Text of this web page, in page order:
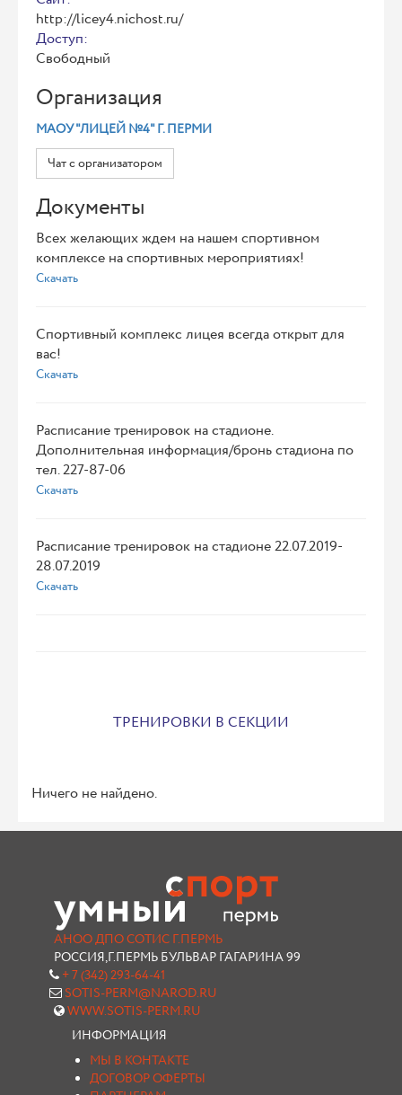
http://licey4.nichost.ru/
Доступ:
Свободный
Организация
МАОУ "ЛИЦЕЙ №4" Г. ПЕРМИ
Чат с организатором
Документы
Всех желающих ждем на нашем спортивном
комплексе на спортивных мероприятиях!
Скачать
Спортивный комплекс лицея всегда открыт для
вас!
Скачать
Расписание тренировок на стадионе.
Дополнительная информация/бронь стадиона по
тел. 227-87-06
Скачать
Расписание тренировок на стадионе 22.07.2019-
28.07.2019
Скачать
ТРЕНИРОВКИ В СЕКЦИИ
Ничего не найдено.
АНОО ДПО СОТИС Г.ПЕРМЬ
РОССИЯ,Г.ПЕРМЬ БУЛЬВАР ГАГАРИНА 99
+ 7 (342) 293-64-41
SOTIS-PERM@NAROD.RU
WWW.SOTIS-PERM.RU
ИНФОРМАЦИЯ
МЫ В КОНТАКТЕ
ДОГОВОР ОФЕРТЫ